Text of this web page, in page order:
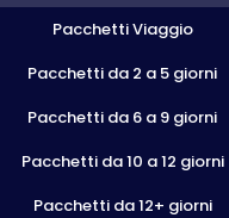
Pacchetti Viaggio
Pacchetti da 2 a 5 giorni
Pacchetti da 6 a 9 giorni
Pacchetti da 10 a 12 giorni
Pacchetti da 12+ giorni